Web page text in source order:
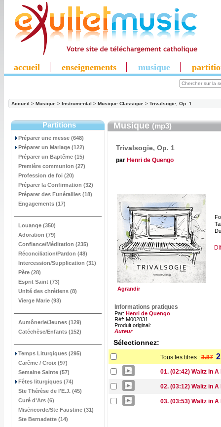
accueil enseignements musique
Accueil > Musique > Instrumental > Musique Classique > Trivalsogie, Op. 1
Partitions
Préparer une messe (648)
Préparer un Mariage (122)
Préparer un Baptême (15)
Première communion (27)
Profession de foi (20)
Préparer la Confirmation (32)
Préparer des Funérailles (18)
Engagements (17)
Louange (350)
Adoration (79)
Confiance/Méditation (235)
Réconciliation/Pardon (48)
Intercession/Supplication (31)
Père (28)
Esprit Saint (73)
Unité des chrétiens (8)
Vierge Marie (93)
Aumônerie/Jeunes (129)
Catéchèse/Enfants (152)
Temps Liturgiques (295)
Carême / Croix (97)
Semaine Sainte (57)
Fêtes liturgiques (74)
Ste Thérèse de l'E.J. (45)
Curé d'Ars (6)
Miséricorde/Ste Faustine (31)
Ste Bernadette (14)
Musique(mp3)
Trivalsogie, Op. 1
par Henri de Quengo
Agrandir
Informations pratiques
Par: Henri de Quengo
Réf: M002831
Produit original:
Auteur
Sélectionnez:
Tous les titres : 3.87
01. (02:42) Waltz in
02. (03:12) Waltz in
03. (03:53) Waltz in